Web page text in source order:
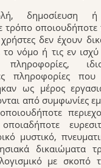
δημοσίευση
τρόπο οποιουδήποτε
δεν έχουν
νόμο ή τις εν
πληροφορίες,
πληροφορίες
ως μέρος
από συμφωνίες
μυστικό,
δικαιώματα
με σκοπό